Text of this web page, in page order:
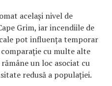
același nivel de
Grim, iar incendiile de
pot influența temporar
cu multe alte
un loc asociat cu
redusă a populației.